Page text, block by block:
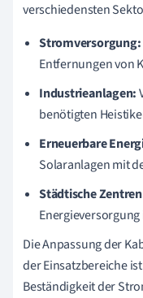
verschiedensten
Stromversorgung:
Entfernungen von
Industrieanlagen:
benötigten
Erneuerbare
Solaranlagen mit
Städtische
Die Anpassung der
der Einsatzbereiche
Beständigkeit der